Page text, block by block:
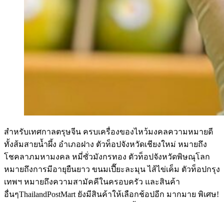
สำหรับเทศกาลตรุษจีน ครบเครื่องของไหว้มงคลความหมายดี
ทั้งส้มสายน้ำผึ้ง อำเภอฝาง ตัวท็อปจังหวัดเชียงใหม่ หมายถึง
โชคลาภมหามงคล หมี่ซั่วมังกรทอง ตัวท็อปจังหวัดพิษณุโลก
หมายถึงการมีอายุยืนยาว ขนมเปี๊ยะละมุน ไส้ไข่เค็ม ตัวท็อปกรุง
เทพฯ หมายถึงความสามัคคีในครอบครัว และสินค้า
อื่นๆThailandPostMart ยังมีสินค้าให้เลือกช้อปอีก มากมาย พิเศษ!